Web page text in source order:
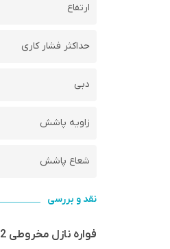
ارتفاع
حداکثر فشار کاری
دبی
زاویه پاشش
شعاع پاشش
نقد و بررسی
فواره نازل مخروطی 1/2